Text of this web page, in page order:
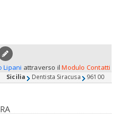
Lipani attraverso ilModulo Contatti
Sicilia Dentista Siracusa 96100